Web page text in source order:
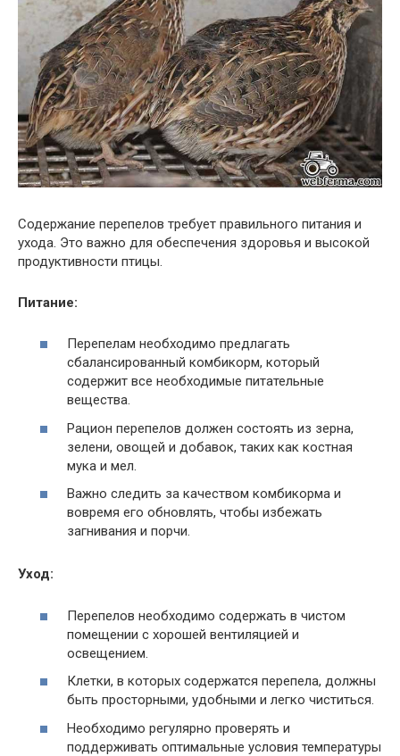
Содержание перепелов требует правильного питания и
ухода. Это важно для обеспечения здоровья и высокой
продуктивности птицы.
Питание:
Перепелам необходимо предлагать
сбалансированный комбикорм, который
содержит все необходимые питательные
вещества.
Рацион перепелов должен состоять из зерна,
зелени, овощей и добавок, таких как костная
мука и мел.
Важно следить за качеством комбикорма и
вовремя его обновлять, чтобы избежать
загнивания и порчи.
Уход:
Перепелов необходимо содержать в чистом
помещении с хорошей вентиляцией и
освещением.
Клетки, в которых содержатся перепела, должны
быть просторными, удобными и легко чиститься.
Необходимо регулярно проверять и
поддерживать оптимальные условия температуры